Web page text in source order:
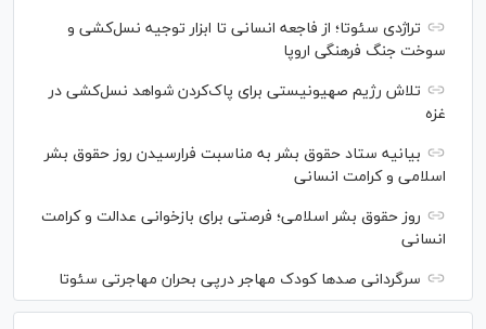
تراژدی سئوتا؛ از فاجعه انسانی تا ابزار توجیه نسل‌کشی و
سوخت جنگ فرهنگی اروپا
تلاش رژیم صهیونیستی برای پاک‌کردن شواهد نسل‌کشی در
غزه
بیانیه ستاد حقوق بشر به مناسبت فرارسیدن روز حقوق بشر
اسلامی و کرامت انسانی
روز حقوق بشر اسلامی؛ فرصتی برای بازخوانی عدالت و کرامت
انسانی
سرگردانی صد‌ها کودک مهاجر درپی بحران مهاجرتی سئوتا